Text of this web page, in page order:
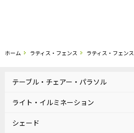
ホーム ラティス・フェンス ラティス・フェンス
テーブル・チェアー・パラソル
ライト・イルミネーション
シェード